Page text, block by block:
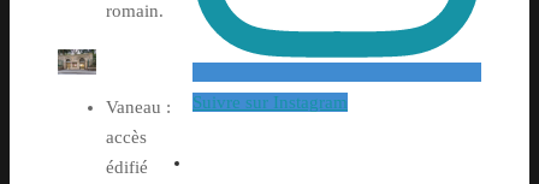
romain.
Vaneau :
accès
édifié
Suivre sur Instagram